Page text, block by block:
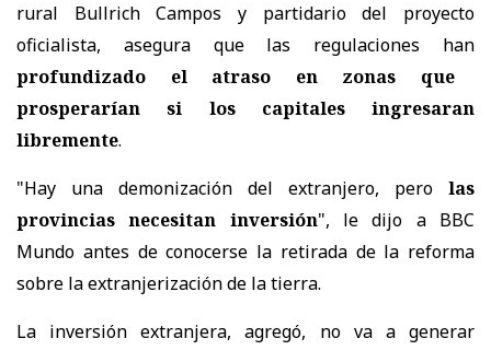
rural Bullrich Campos y partidario del proyecto
oficialista, asegura que las regulaciones han
profundizado el atraso en zonas que
prosperarían si los capitales ingresaran
libremente.
"Hay una demonización del extranjero, pero las
provincias necesitan inversión", le dijo a BBC
Mundo antes de conocerse la retirada de la reforma
sobre la extranjerización de la tierra.
La inversión extranjera, agregó, no va a generar